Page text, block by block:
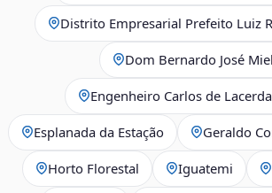
Distrito Empresarial Prefeito Luiz
Dom Bernardo José
Engenheiro Carlos de
Esplanada da Estação Geraldo
Horto Florestal Iguatemi